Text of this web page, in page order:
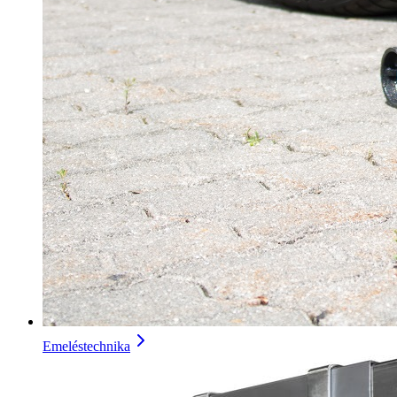
Emeléstechnika